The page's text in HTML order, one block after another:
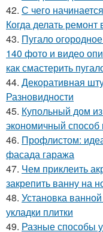
42. С чего
Когда делать ремонт
43. Пугало
140 фото и видео
как смастерить
44. Декоративная
Разновидности
45. Купольный дом
экономичный способ
46. Профлистом:
фасада гаража
47. Чем приклеить
закрепить ванну на
48. Установка
укладки плитки
49. Разные способы